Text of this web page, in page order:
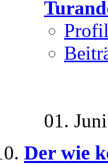
Profil
01.
Der wie